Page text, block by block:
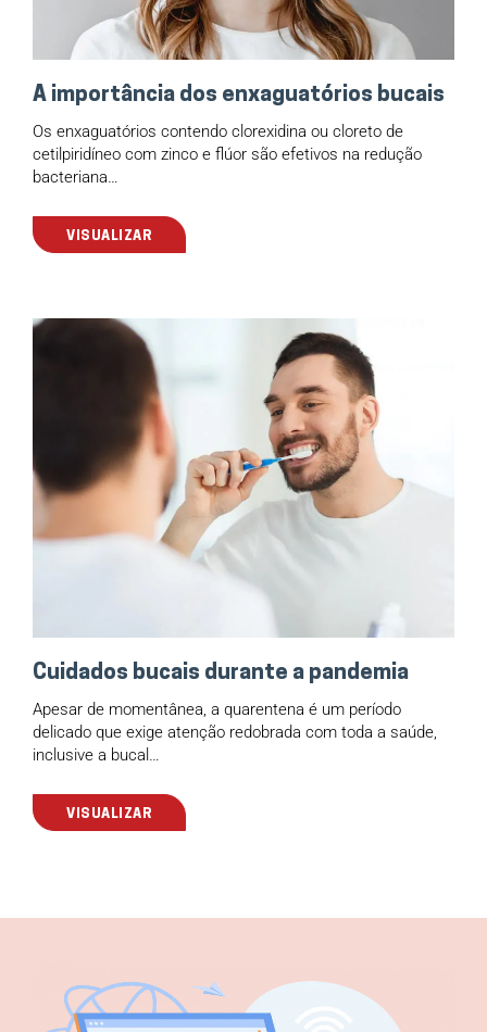
A importância dos enxaguatórios bucais
Os enxaguatórios contendo clorexidina ou cloreto de
cetilpiridíneo com zinco e flúor são efetivos na redução
bacteriana…
VISUALIZAR
Cuidados bucais durante a pandemia
Apesar de momentânea, a quarentena é um período
delicado que exige atenção redobrada com toda a saúde,
inclusive a bucal…
VISUALIZAR